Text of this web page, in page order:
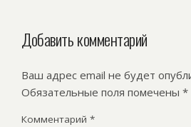
Добавить комментарий
Ваш адрес email не будет
Обязательные поля помечены *
Комментарий *